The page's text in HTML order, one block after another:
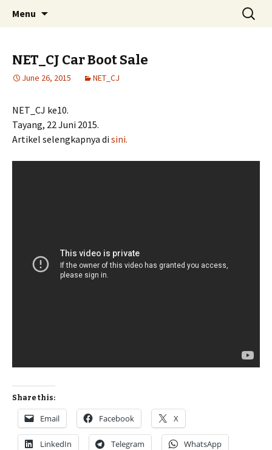
Menu
Search
for:
NET_CJ Car Boot Sale
June 26, 2015 NET_CJ
NET_CJ ke10.
Tayang, 22 Juni 2015.
Artikel selengkapnya di sini.
Share this:
Email Facebook X
LinkedIn Telegram WhatsApp